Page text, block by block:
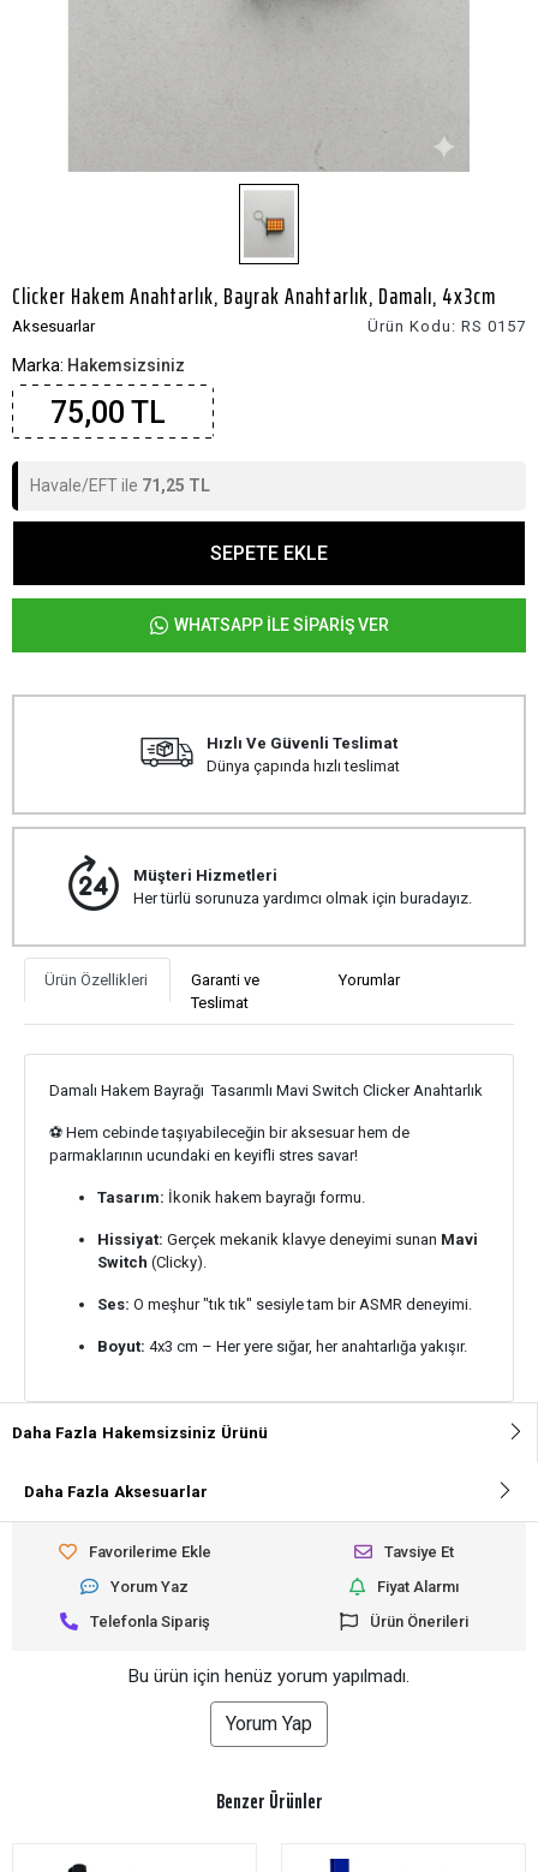
Clicker Hakem Anahtarlık, Bayrak Anahtarlık, Damalı, 4x3cm
Aksesuarlar Ürün Kodu: RS 0157
Marka: Hakemsizsiniz
75,00 TL
Havale/EFT ile 71,25 TL
SEPETE EKLE
WHATSAPP İLE SİPARİŞ VER
Hızlı Ve Güvenli Teslimat
Dünya çapında hızlı teslimat
Müşteri Hizmetleri
Her türlü sorunuza yardımcı olmak için buradayız.
Ürün Özellikleri
Garanti ve
Teslimat
Yorumlar
Damalı Hakem Bayrağı Tasarımlı Mavi Switch Clicker Anahtarlık
⚽️ Hem cebinde taşıyabileceğin bir aksesuar hem de
parmaklarının ucundaki en keyifli stres savar!
Tasarım: İkonik hakem bayrağı formu.
Hissiyat: Gerçek mekanik klavye deneyimi sunan Mavi
Switch (Clicky).
Ses: O meşhur "tık tık" sesiyle tam bir ASMR deneyimi.
Boyut: 4x3 cm – Her yere sığar, her anahtarlığa yakışır.
Daha Fazla Hakemsizsiniz Ürünü
Daha Fazla Aksesuarlar
Favorilerime Ekle
Tavsiye Et
Yorum Yaz
Fiyat Alarmı
Telefonla Sipariş
Ürün Önerileri
Bu ürün için henüz yorum yapılmadı.
Yorum Yap
Benzer Ürünler